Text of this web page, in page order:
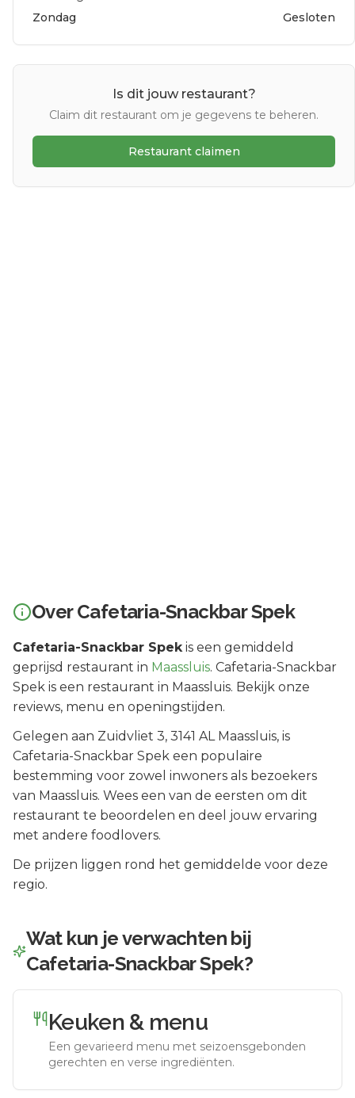
Zondag
Gesloten
Is dit jouw restaurant?
Claim dit restaurant om je gegevens te beheren.
Restaurant claimen
OverCafetaria-Snackbar Spek
Cafetaria-Snackbar Spekis een gemiddeld
geprijsd restaurant in Maassluis. Cafetaria-Snackbar
Spek is een restaurant in Maassluis. Bekijk onze
reviews, menu en openingstijden.
Gelegen aan Zuidvliet 3, 3141 AL Maassluis, is
Cafetaria-Snackbar Spek een populaire
bestemming voor zowel inwoners als bezoekers
van Maassluis. Wees een van de eersten om dit
restaurant te beoordelen en deel jouw ervaring
met andere foodlovers.
De prijzen liggen rond het gemiddelde voor deze
regio.
Wat kun je verwachten bij
Cafetaria-Snackbar Spek?
Keuken & menu
Een gevarieerd menu met seizoensgebonden
gerechten en verse ingrediënten.